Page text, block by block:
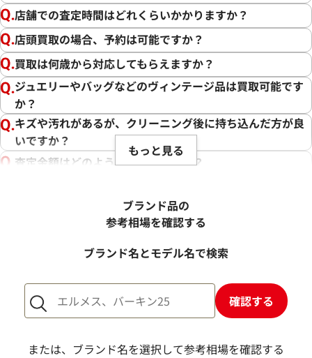
店舗での査定時間はどれくらいかかりますか？
店頭買取の場合、予約は可能ですか？
買取は何歳から対応してもらえますか？
ジュエリーやバッグなどのヴィンテージ品は買取可能です
か？
キズや汚れがあるが、クリーニング後に持ち込んだ方が良
いですか？
査定金額はどのように決まりますか？
売却するか悩んでいるのですが、査定だけお願いできます
1点からでも査定できますか？
もっと見る
ブランド品の
参考相場を確認する
ブランド名とモデル名で検索
確認する
または、ブランド名を選択して参考相場を確認する